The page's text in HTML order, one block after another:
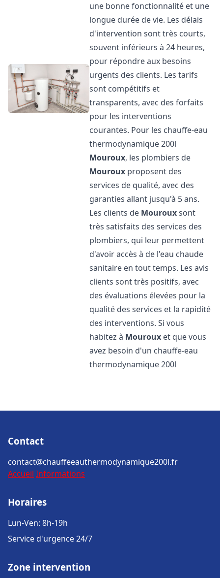
une bonne fonctionnalité et une
longue durée de vie. Les délais
d'intervention sont très courts,
souvent inférieurs à 24 heures,
pour répondre aux besoins
urgents des clients. Les tarifs
sont compétitifs et
transparents, avec des forfaits
pour les interventions
courantes. Pour les chauffe-eau
thermodynamique 200l
Mouroux, les plombiers de
Mouroux proposent des
services de qualité, avec des
garanties allant jusqu'à 5 ans.
Les clients de Mourouxsont
très satisfaits des services des
plombiers, qui leur permettent
d'avoir accès à de l'eau chaude
sanitaire en tout temps. Les avis
clients sont très positifs, avec
des évaluations élevées pour la
qualité des services et la rapidité
des interventions. Si vous
habitez à Mouroux et que vous
avez besoin d'un chauffe-eau
thermodynamique 200l
Contact
contact@chauffeeauthermodynamique200l.fr
Accueil Informations
Horaires
Lun-Ven: 8h-19h
Service d'urgence 24/7
Zone intervention